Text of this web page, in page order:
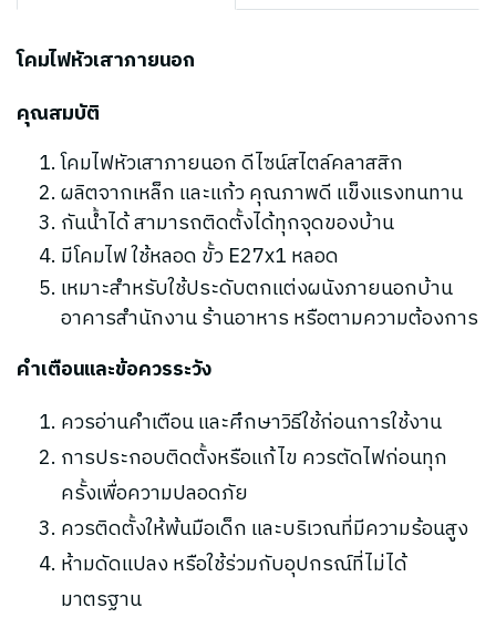
โคมไฟหัวเสาภายนอก
คุณสมบัติ
โคมไฟหัวเสาภายนอก ดีไซน์สไตล์คลาสสิก
ผลิตจากเหล็ก และแก้ว คุณภาพดี แข็งแรงทนทาน
กันน้ำได้ สามารถติดตั้งได้ทุกจุดของบ้าน
มีโคมไฟ ใช้หลอด ขั้ว E27x1 หลอด
เหมาะสำหรับใช้ประดับตกแต่งผนังภายนอกบ้าน
อาคารสำนักงาน ร้านอาหาร หรือตามความต้องการ
คำเตือนและข้อควรระวัง
ควรอ่านคำเตือน และศึกษาวิธีใช้ก่อนการใช้งาน
การประกอบติดตั้งหรือแก้ไข ควรตัดไฟก่อนทุก
ครั้งเพื่อความปลอดภัย
ควรติดตั้งให้พ้นมือเด็ก และบริเวณที่มีความร้อนสูง
ห้ามดัดแปลง หรือใช้ร่วมกับอุปกรณ์ที่ไม่ได้
มาตรฐาน